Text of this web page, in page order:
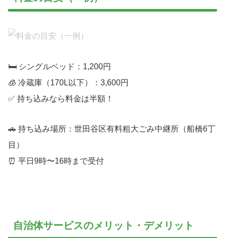
🛏 シングルベッド：1,200円
🧊 冷蔵庫（170L以下）：3,600円
✅ 持ち込みなら料金は半額！
🚗 持ち込み場所：世田谷区有料粗大ごみ中継所（船橋6丁
目）
⏰ 平日9時〜16時まで受付
自治体サービスのメリット・デメリット